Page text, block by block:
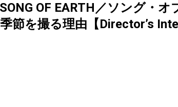
SONG OF EARTH／ソング・
節を撮る理由【Director’s